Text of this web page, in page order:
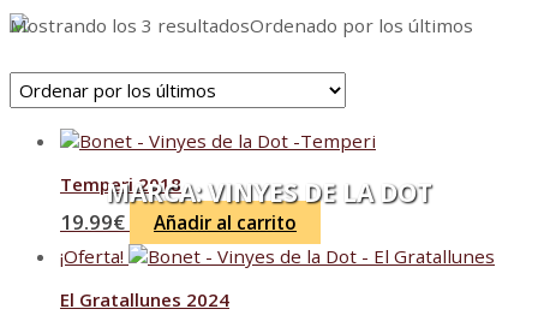
MARCA:VINYES DE LA DOT
Mostrando los 3 resultadosOrdenado por los últimos
Temperi 2018
19.99€
Añadir al carrito
¡Oferta!
El Gratallunes 2024